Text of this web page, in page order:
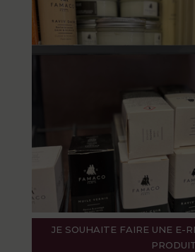
JE SOUHAITE FAIRE UNE E-